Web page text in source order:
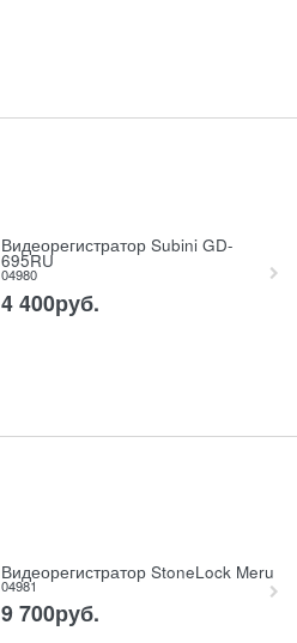
Видеорегистратор Subini GD-
695RU
04980
4 400руб.
Видеорегистратор StoneLock Meru
04981
9 700руб.